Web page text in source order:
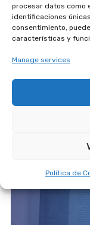
procesar datos como
identificaciones
consentimiento,
características y
Manage services
Política de